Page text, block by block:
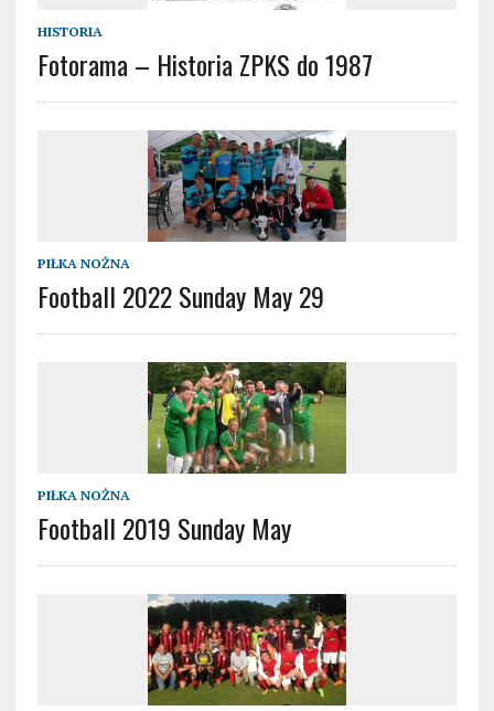
HISTORIA
Fotorama – Historia ZPKS do 1987
PIŁKA NOŻNA
Football 2022 Sunday May 29
PIŁKA NOŻNA
Football 2019 Sunday May